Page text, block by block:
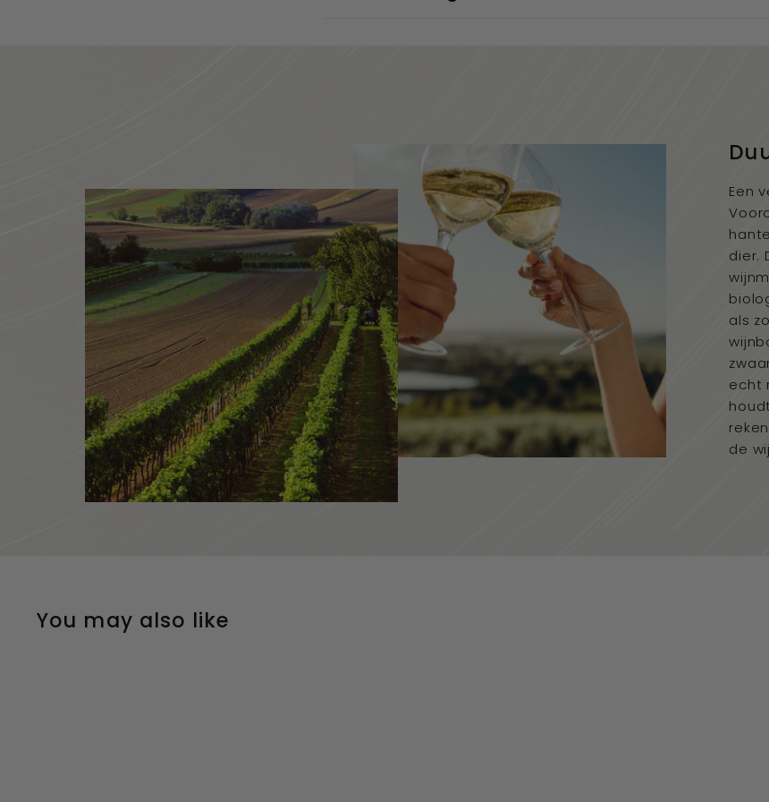
Een
dier.
als
echt
de
You may also like